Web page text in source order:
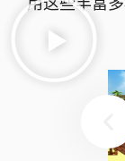
用这些丰富